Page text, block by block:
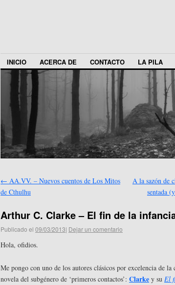
INICIO ACERCA DE CONTACTO LA PILA
← AA.VV. – Nuevos cuentos de Los Mitos
de Cthulhu
A la sazón de
sentada
Arthur C. Clarke – El fin de la
Publicado el 09/03/2013| Dejar un comentario
Hola, ofidios.
Me pongo con uno de los autores clásicos por excelencia de
novela del subgénero de ‘primeros contactos’: Clarke y su El